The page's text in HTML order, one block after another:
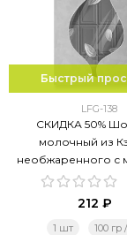
Быстрый
LFG-138
СКИДКА 50%
молочный из
необжаренного с
85г.
212 ₽
1 шт 100